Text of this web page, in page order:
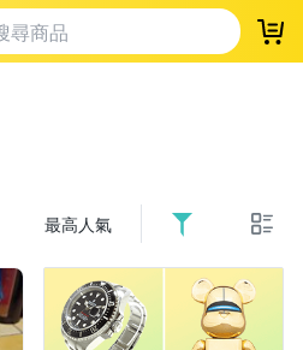
登
最高人氣